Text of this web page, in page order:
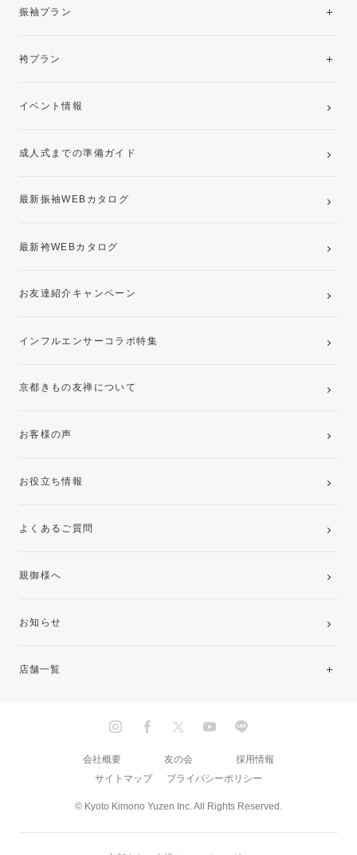
振袖プラン
レンタルプラン
袴プラン
卒業袴レンタルプラン
イベント情報
成人式までの準備ガイド
最新振袖WEBカタログ
最新袴WEBカタログ
お友達紹介キャンペーン
インフルエンサーコラボ特集
京都きもの友禅について
お客様の声
お役立ち情報
よくあるご質問
親御様へ
お知らせ
店舗一覧
© Kyoto Kimono Yuzen Inc. All Rights Reserved.
会社概要 友の会
採用情報
サイトマップ
プライバシーポリシー